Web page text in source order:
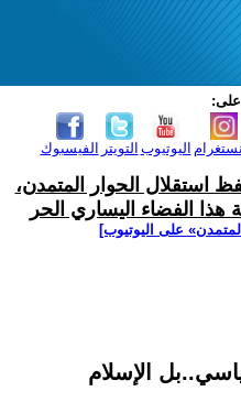
على:
الفيسبوك التويتر اليوتيوب
استقلال الحوار المتمدن،
الفضاء اليساري الحر
على اليوتيوب]
الإسلام